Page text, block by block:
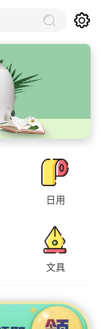
日用
文具